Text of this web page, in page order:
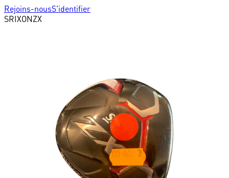
Rejoins-nousS'identifier
SRIXONZX